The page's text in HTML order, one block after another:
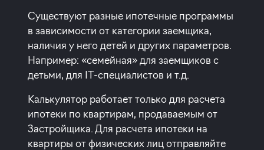
Существуют разные ипотечные программы
в зависимости от категории заемщика,
наличия у него детей и других параметров.
Например: «семейная» для заемщиков с
детьми, для IT-специалистов и т.д.
Калькулятор работает только для расчета
ипотеки по квартирам, продаваемым от
Застройщика. Для расчета ипотеки на
квартиры от физических лиц отправляйте